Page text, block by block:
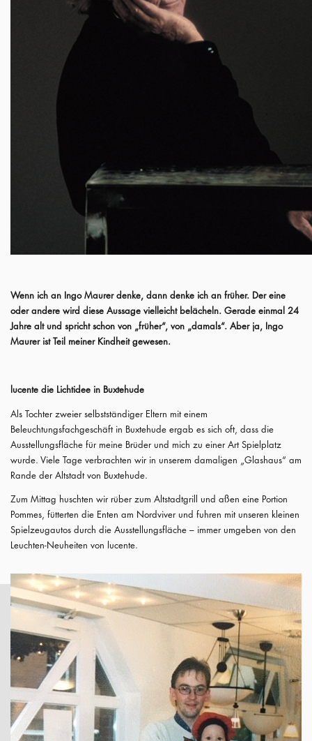
Wenn ich an Ingo Maurer denke, dann denke ich an früher. Der eine
oder andere wird diese Aussage vielleicht belächeln. Gerade einmal 24
Jahre alt und spricht schon von „früher“, von „damals“. Aber ja, Ingo
Maurer ist Teil meiner Kindheit gewesen.
lucente die Lichtidee in Buxtehude
Als Tochter zweier selbstständiger Eltern mit einem
Beleuchtungsfachgeschäft in Buxtehude ergab es sich oft, dass die
Ausstellungsfläche für meine Brüder und mich zu einer Art Spielplatz
wurde. Viele Tage verbrachten wir in unserem damaligen „Glashaus“ am
Rande der Altstadt von Buxtehude.
Zum Mittag huschten wir rüber zum Altstadtgrill und aßen eine Portion
Pommes, fütterten die Enten am Nordviver und fuhren mit unseren kleinen
Spielzeugautos durch die Ausstellungsfläche – immer umgeben von den
Leuchten-Neuheiten von lucente.